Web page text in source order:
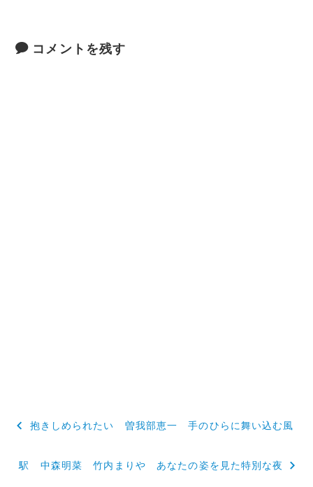
コメントを残す
投
ナ
抱きしめられたい 曽我部恵一 手のひらに舞い込む風
駅 中森明菜 竹内まりや あなたの姿を見た特別な夜